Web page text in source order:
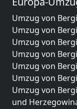
Umzug von
Umzug von
Umzug von
Umzug von
Umzug von
Umzug von
Umzug von
und